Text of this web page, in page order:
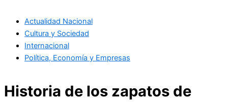
Actualidad Nacional
Cultura y Sociedad
Internacional
Política, Economía y Empresas
Historia de los zapatos de